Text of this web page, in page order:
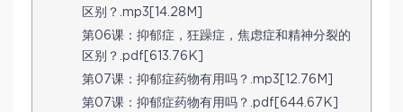
区别？.mp3[14.28M]
第06课：抑郁症，狂躁症，焦虑症和精神分裂的
区别？.pdf[613.76K]
第07课：抑郁症药物有用吗？.mp3[12.76M]
第07课：抑郁症药物有用吗？.pdf[644.67K]